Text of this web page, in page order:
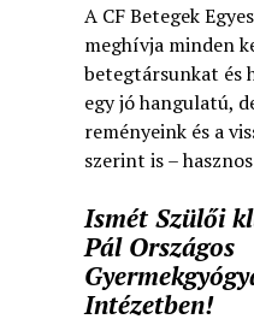
A CF Betegek
meghívja minden
betegtársunkat és
egy jó hangulatú,
reményeink és a
szerint is –
Ismét Szülői
Pál Országos
Intézetben!